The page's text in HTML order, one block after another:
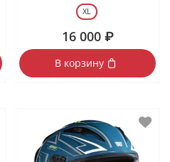
XL
16 000 ₽
В корзину